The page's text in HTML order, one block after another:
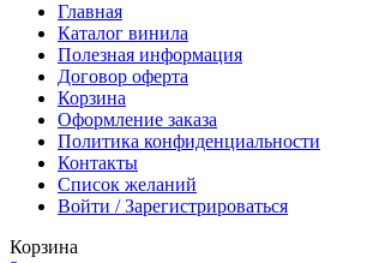
Главная
Каталог винила
Полезная информация
Договор оферта
Корзина
Оформление заказа
Политика конфиденциальности
Контакты
Список желаний
Войти / Зарегистрироваться
Корзина